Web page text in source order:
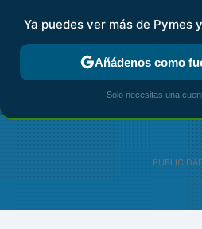
FISCALIDAD Y CONTABILIDAD
Ya puedes ver más de Pymes
Añádenos como
Solo necesitas una